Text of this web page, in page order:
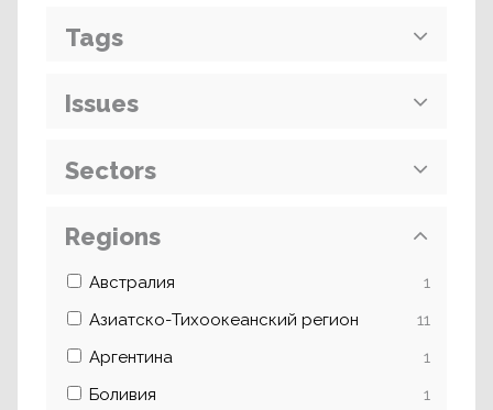
Tags
Issues
Sectors
Regions
Австралия
1
Азиатско-Тихоокеанский регион
11
Аргентина
1
Боливия
1